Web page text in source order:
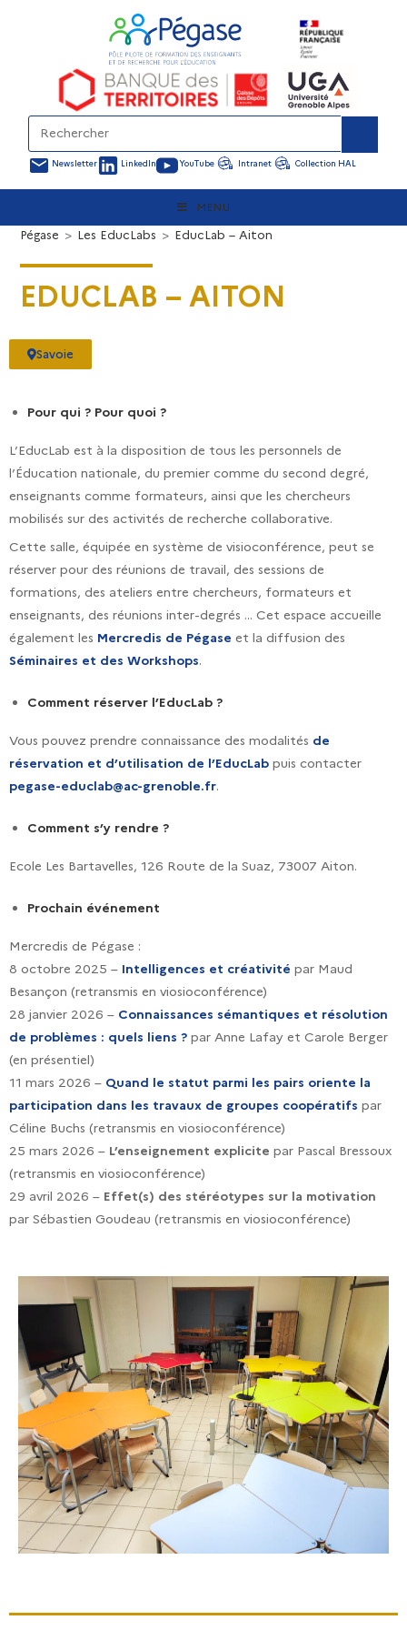
Newsletter LinkedIn YouTube Intranet Collection HAL
MENU
EDUCLAB – AITON
Pégase > Les EducLabs > EducLab – Aiton
Savoie
Pour qui ? Pour quoi ?
L’EducLab est à la disposition de tous les personnels de
l’Éducation nationale, du premier comme du second degré,
enseignants comme formateurs, ainsi que les chercheurs
mobilisés sur des activités de recherche collaborative.
Cette salle, équipée en système de visioconférence, peut se
réserver pour des réunions de travail, des sessions de
formations, des ateliers entre chercheurs, formateurs et
enseignants, des réunions inter-degrés … Cet espace accueille
également les Mercredis de Pégase et la diffusion des
Séminaires et des Workshops.
Comment réserver l’EducLab ?
Vous pouvez prendre connaissance des modalités de
réservation et d’utilisation de l’EducLab puis contacter
pegase-educlab@ac-grenoble.fr.
Comment s’y rendre ?
Ecole Les Bartavelles, 126 Route de la Suaz, 73007 Aiton.
Prochain événement
Mercredis de Pégase :
8 octobre 2025 – Intelligences et créativité par Maud
Besançon (retransmis en viosioconférence)
28 janvier 2026 – Connaissances sémantiques et résolution
de problèmes : quels liens ? par Anne Lafay et Carole Berger
(en présentiel)
11 mars 2026 – Quand le statut parmi les pairs oriente la
participation dans les travaux de groupes coopératifs par
Céline Buchs (retransmis en viosioconférence)
25 mars 2026 – L’enseignement explicite par Pascal Bressoux
(retransmis en viosioconférence)
29 avril 2026 – Effet(s) des stéréotypes sur la motivation
par Sébastien Goudeau (retransmis en viosioconférence)